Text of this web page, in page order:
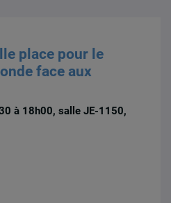
place pour le
face aux
à 18h00, salle JE-1150,